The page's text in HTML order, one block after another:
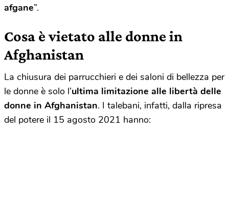
afgane”.
Cosa è vietato alle donne in
Afghanistan
La chiusura dei parrucchieri e dei saloni di bellezza per
le donne è solo l’ultima limitazione alle libertà delle
donne in Afghanistan. I talebani, infatti, dalla ripresa
del potere il 15 agosto 2021 hanno: